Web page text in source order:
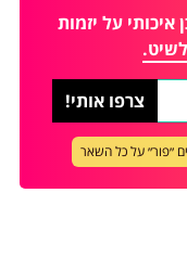
על יזמות
״פור״ על כל השאר